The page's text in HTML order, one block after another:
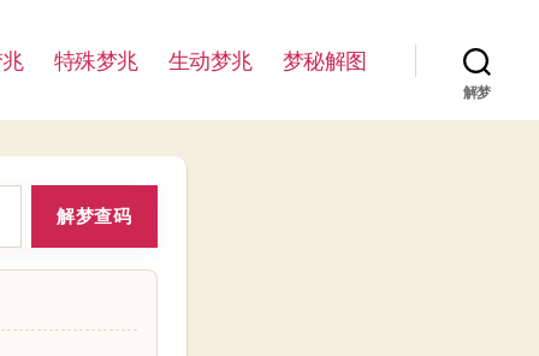
特殊梦兆 生动梦兆 梦秘解图
解梦
解梦查码